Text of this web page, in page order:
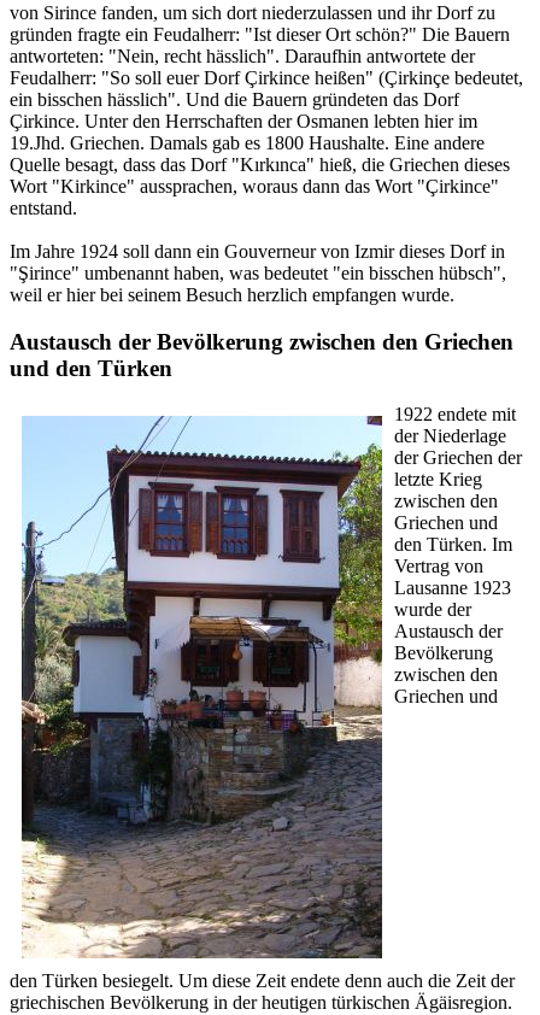
von Sirince fanden, um sich dort niederzulassen und ihr Dorf zu
gründen fragte ein Feudalherr: "Ist dieser Ort schön?" Die Bauern
antworteten: "Nein, recht hässlich". Daraufhin antwortete der
Feudalherr: "So soll euer Dorf Çirkince heißen" (Çirkinçe bedeutet,
ein bisschen hässlich". Und die Bauern gründeten das Dorf
Çirkince. Unter den Herrschaften der Osmanen lebten hier im
19.Jhd. Griechen. Damals gab es 1800 Haushalte. Eine andere
Quelle besagt, dass das Dorf "Kırkınca" hieß, die Griechen dieses
Wort "Kirkince" aussprachen, woraus dann das Wort "Çirkince"
entstand.
Im Jahre 1924 soll dann ein Gouverneur von Izmir dieses Dorf in
"Şirince" umbenannt haben, was bedeutet "ein bisschen hübsch",
weil er hier bei seinem Besuch herzlich empfangen wurde.
Austausch der Bevölkerung zwischen den Griechen
und den Türken
1922 endete mit
der Niederlage
der Griechen der
letzte Krieg
zwischen den
Griechen und
den Türken. Im
Vertrag von
Lausanne 1923
wurde der
Austausch der
Bevölkerung
zwischen den
Griechen und
den Türken besiegelt. Um diese Zeit endete denn auch die Zeit der
griechischen Bevölkerung in der heutigen türkischen Ägäisregion.